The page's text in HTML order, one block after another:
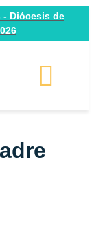
- Diócesis de